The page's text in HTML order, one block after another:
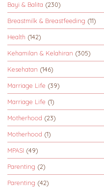
Bayi & Balita (230)
Breastmilk & Breastfeeding (11)
Health (142)
Kehamilan & Kelahiran (305)
Kesehatan (146)
Marriage Life (39)
Marriage Life (1)
Motherhood (23)
Motherhood (1)
MPASI (49)
Parenting (2)
Parenting (42)